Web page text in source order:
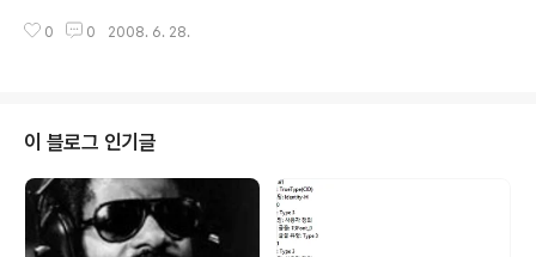
화였다. 만화방에서 꽤나 흥미진진하게 감상한 뒤에 구매까지 결정한 계기는,
이미지와 세계관이 꽤 인상적이었다. 그래서 어제 (학교도 안 가고) 집에서 대충
만들어본 게 ↓ 이거. 언제나처럼, 새로고침을 연타해주시길. 소스는 내 ..
0 0 2008. 6. 28.
이 블로그 인기글